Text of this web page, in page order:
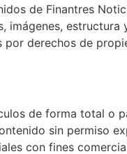
de Finantres
imágenes,
por derechos de
de forma total o
sin permiso
con fines